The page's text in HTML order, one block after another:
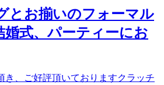
とお揃いのフォーマル
婚式、パーティーにお
、ご好評頂いておりますクラッチ